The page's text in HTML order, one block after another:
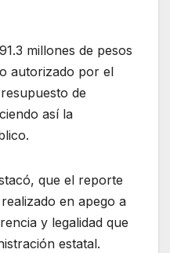
millones de pesos
autorizado por el
de
así la
que el reporte
en apego a
y legalidad que
estatal.